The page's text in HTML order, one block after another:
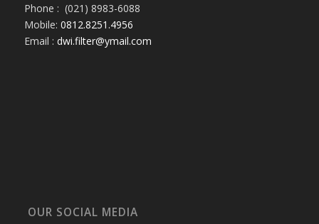
Phone : (021) 8983-6088
Mobile: 0812.8251.4956
Email : dwi.filter@ymail.com
OUR SOCIAL MEDIA